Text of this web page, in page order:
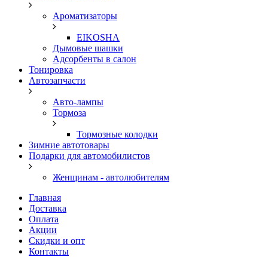
Ароматизаторы
EIKOSHA
Дымовые шашки
Адсорбенты в салон
Тонировка
Автозапчасти
Авто-лампы
Тормоза
Тормозные колодки
Зимние автотовары
Подарки для автомобилистов
Женщинам - автолюбителям
Главная
Доставка
Оплата
Акции
Скидки и опт
Контакты